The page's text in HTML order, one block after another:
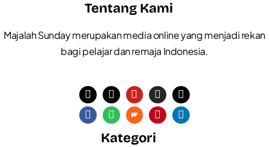
Tentang Kami
Majalah Sunday merupakan media online yang menjadi rekan
bagi pelajar dan remaja Indonesia.
Kategori